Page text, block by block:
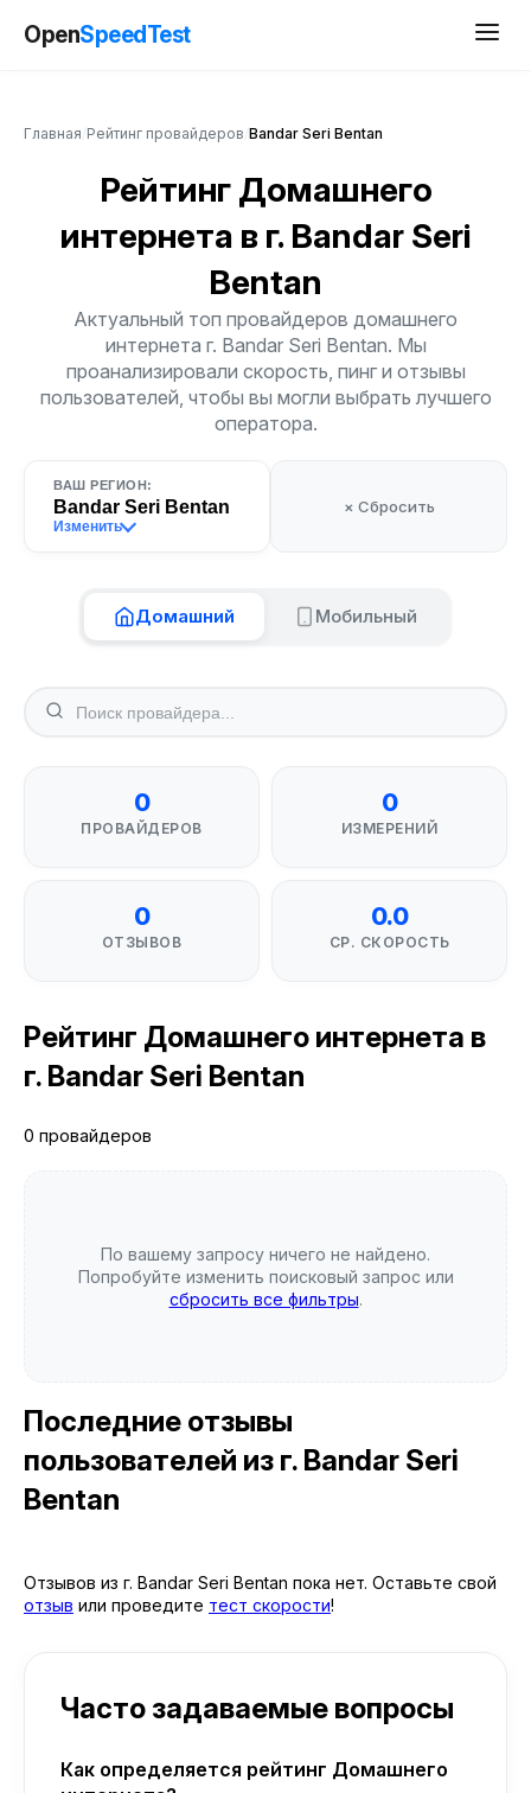
OpenSpeedTest
Главная Рейтинг провайдеров Bandar Seri Bentan
Рейтинг Домашнего
интернета в г. Bandar Seri
Bentan
Актуальный топ провайдеров домашнего
интернета г. Bandar Seri Bentan. Мы
проанализировали скорость, пинг и отзывы
пользователей, чтобы вы могли выбрать лучшего
оператора.
ВАШ РЕГИОН:
Bandar Seri Bentan
Изменить
× Сбросить
Домашний Мобильный
0
ПРОВАЙДЕРОВ
0
ИЗМЕРЕНИЙ
0
ОТЗЫВОВ
0.0
СР. СКОРОСТЬ
Рейтинг Домашнего интернета в
г. Bandar Seri Bentan
0 провайдеров
По вашему запросу ничего не найдено.
Попробуйте изменить поисковый запрос или
сбросить все фильтры.
Последние отзывы
пользователей из г. Bandar Seri
Bentan
Отзывов из г. Bandar Seri Bentan пока нет. Оставьте свой
отзыв или проведите тест скорости!
Часто задаваемые вопросы
Как определяется рейтинг Домашнего